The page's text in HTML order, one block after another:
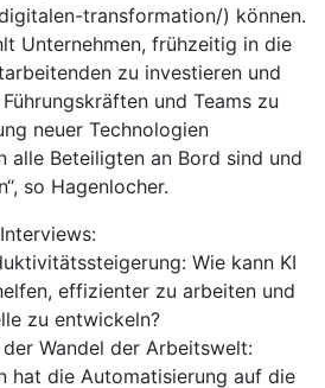
transformation/) können.
Unternehmen, frühzeitig in die
zu investieren und
und Teams zu
neuer Technologien
alle Beteiligten an Bord sind und
so Hagenlocher.
Wie kann KI
effizienter zu arbeiten und
zu entwickeln?
Wandel der Arbeitswelt:
hat die Automatisierung auf die